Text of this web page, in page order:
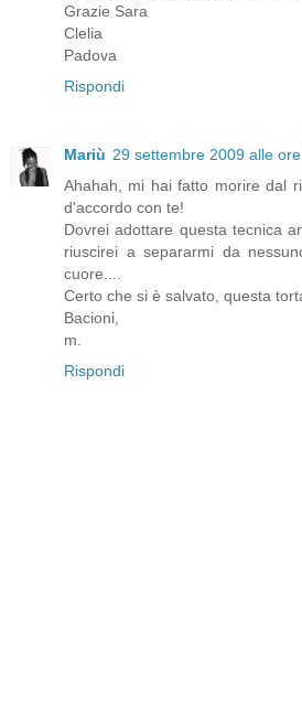
Grazie Sara
Clelia
Padova
Rispondi
Mariù 29 settembre 2009 alle
Ahahah, mi hai fatto morire dal
d'accordo con te!
Dovrei adottare questa tecnica
riuscirei a separarmi da
cuore....
Certo che si è salvato, questa
Bacioni,
m.
Rispondi